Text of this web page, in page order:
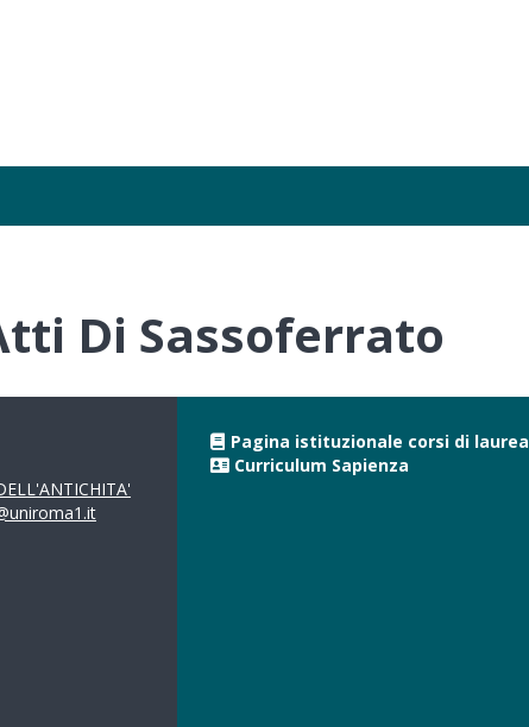
Di Sassoferrato
Pagina istituzionale corsi di laurea
Curriculum Sapienza